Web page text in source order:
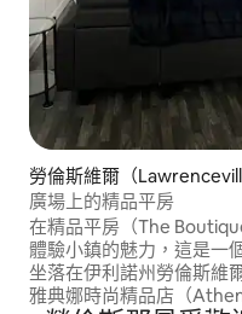
勞倫斯維爾（
的公寓
廣場上的精品平房
在精品平房（The
體驗小鎮的魅力，這是一
坐落在伊利諾州勞倫斯維
雅典娜時尚精品店（